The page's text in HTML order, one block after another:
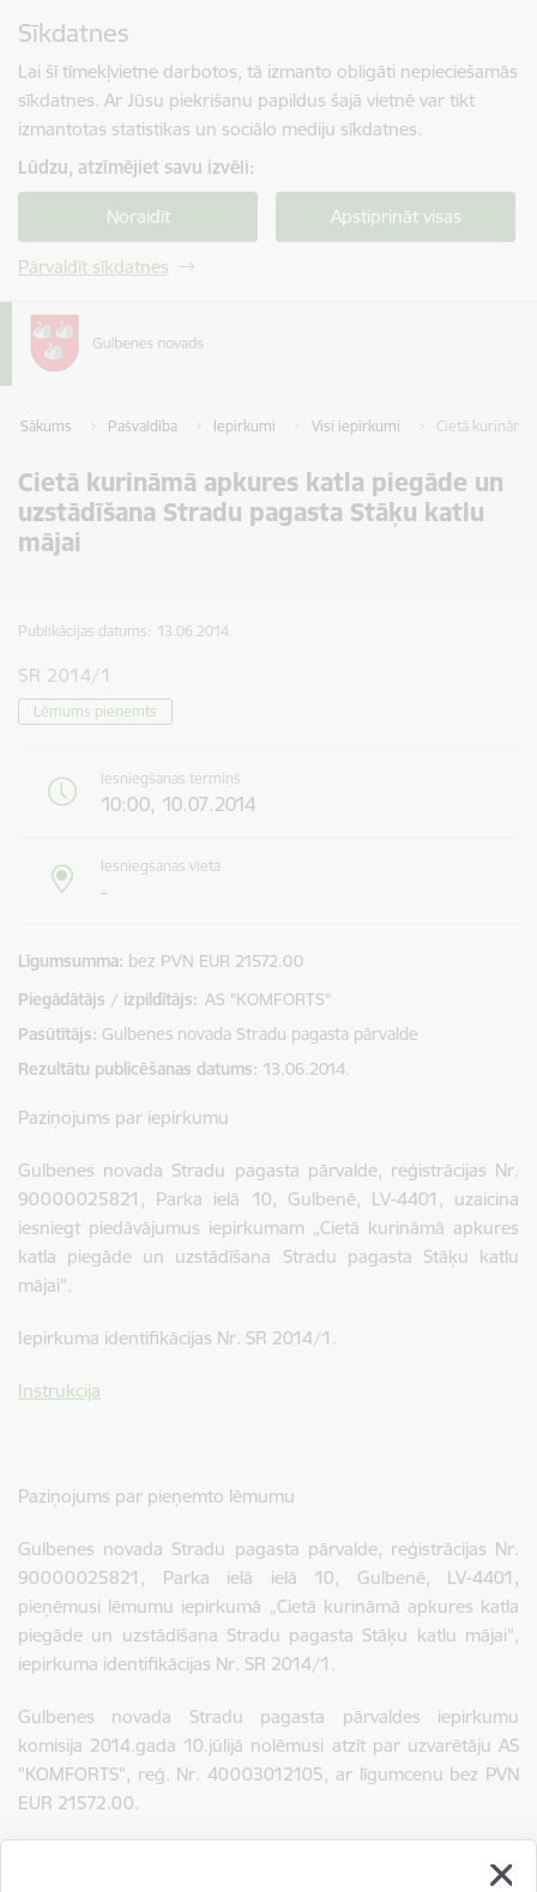
Sīkdatnes
Lai šī tīmekļvietne darbotos, tā izmanto obligāti nepieciešamās
sīkdatnes. Ar Jūsu piekrišanu papildus šajā vietnē var tikt
izmantotas statistikas un sociālo mediju sīkdatnes.
Lūdzu, atzīmējiet savu izvēli:
Noraidīt Apstiprināt visas
Pārvaldīt sīkdatnes
Sākums Pašvaldība Iepirkumi Visi iepirkumi Cietā
Cietā kurināmā apkures katla piegāde un
uzstādīšana Stradu pagasta Stāķu katlu
mājai
Publikācijas datums: 13.06.2014.
SR 2014/1
Lēmums pieņemts
Iesniegšanas termiņš
10:00, 10.07.2014
Iesniegšanas vieta
-
Līgumsumma bez PVN EUR 21572.00
Piegādātājs / izpildītājs: AS "KOMFORTS"
Pasūtītājs Gulbenes novada Stradu pagasta pārvalde
Rezultātu publicēšanas datums 13.06.2014.
Paziņojums par iepirkumu
Gulbenes novada Stradu pagasta pārvalde, reģistrācijas Nr.
90000025821, Parka ielā 10, Gulbenē, LV-4401, uzaicina
iesniegt piedāvājumus iepirkumam „Cietā kurināmā apkures
katla piegāde un uzstādīšana Stradu pagasta Stāķu katlu
mājai".
Iepirkuma identifikācijas Nr. SR 2014/1.
Instrukcija
Paziņojums par pieņemto lēmumu
Gulbenes novada Stradu pagasta pārvalde, reģistrācijas Nr.
90000025821, Parka ielā ielā 10, Gulbenē, LV-4401,
pieņēmusi lēmumu iepirkumā „Cietā kurināmā apkures katla
piegāde un uzstādīšana Stradu pagasta Stāķu katlu mājai",
iepirkuma identifikācijas Nr. SR 2014/1.
Gulbenes novada Stradu pagasta pārvaldes iepirkumu
komisija 2014.gada 10.jūlijā nolēmusi atzīt par uzvarētāju AS
"KOMFORTS", reģ. Nr. 40003012105, ar līgumcenu bez PVN
EUR 21572.00.